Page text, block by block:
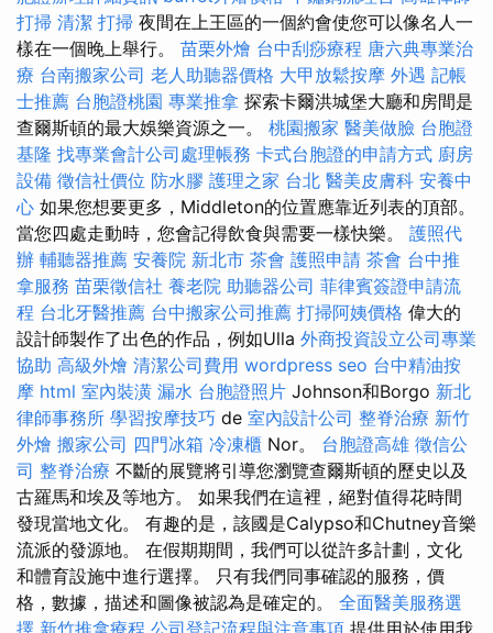
打掃 清潔 打掃 夜間在上王區的一個約會使您可以像名人一
樣在一個晚上舉行。 苗栗外燴 台中刮痧療程 唐六典專業治
療 台南搬家公司 老人助聽器價格 大甲放鬆按摩 外遇 記帳
士推薦 台胞證桃園 專業推拿 探索卡爾洪城堡大廳和房間是
查爾斯頓的最大娛樂資源之一。 桃園搬家 醫美做臉 台胞證
基隆 找專業會計公司處理帳務 卡式台胞證的申請方式 廚房
設備 徵信社價位 防水膠 護理之家 台北 醫美皮膚科 安養中
心 如果您想要更多，Middleton的位置應靠近列表的頂部。
當您四處走動時，您會記得飲食與需要一樣快樂。 護照代
辦 輔聽器推薦 安養院 新北市 茶會 護照申請 茶會 台中推
拿服務 苗栗徵信社 養老院 助聽器公司 菲律賓簽證申請流
程 台北牙醫推薦 台中搬家公司推薦 打掃阿姨價格 偉大的
設計師製作了出色的作品，例如Ulla 外商投資設立公司專業
協助 高級外燴 清潔公司費用 wordpress seo 台中精油按
摩 html 室內裝潢 漏水 台胞證照片 Johnson和Borgo 新北
律師事務所 學習按摩技巧 de 室內設計公司 整脊治療 新竹
外燴 搬家公司 四門冰箱 冷凍櫃 Nor。 台胞證高雄 徵信公
司 整脊治療 不斷的展覽將引導您瀏覽查爾斯頓的歷史以及
古羅馬和埃及等地方。 如果我們在這裡，絕對值得花時間
發現當地文化。 有趣的是，該國是Calypso和Chutney音樂
流派的發源地。 在假期期間，我們可以從許多計劃，文化
和體育設施中進行選擇。 只有我們同事確認的服務，價
格，數據，描述和圖像被認為是確定的。 全面醫美服務選
擇 新竹推拿療程 公司登記流程與注意事項 提供用於使用我